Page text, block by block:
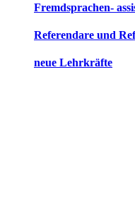
Fremdsprachen-
Referendare und
neue Lehrkräfte